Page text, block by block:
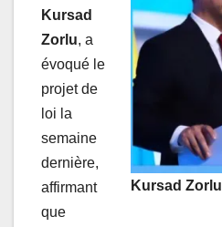
Kursad Zorlu
Kursad
Zorlu, a
évoqué le
projet de
loi la
semaine
dernière,
affirmant
que